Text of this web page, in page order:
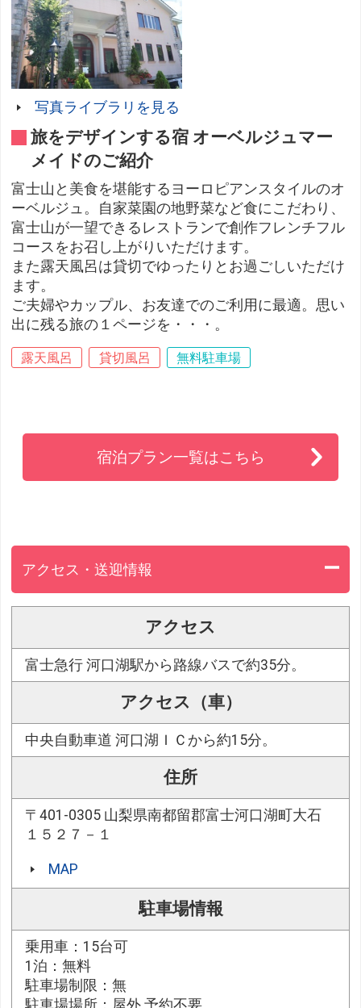
写真ライブラリを見る
旅をデザインする宿 オーベルジュマー
メイドのご紹介
富士山と美食を堪能するヨーロピアンスタイルのオ
ーベルジュ。自家菜園の地野菜など食にこだわり、
富士山が一望できるレストランで創作フレンチフル
コースをお召し上がりいただけます。
また露天風呂は貸切でゆったりとお過ごしいただけ
ます。
ご夫婦やカップル、お友達でのご利用に最適。思い
出に残る旅の１ページを・・・。
露天風呂 貸切風呂 無料駐車場
宿泊プラン一覧はこちら
アクセス・送迎情報
アクセス
富士急行 河口湖駅から路線バスで約35分。
アクセス（車）
中央自動車道 河口湖ＩＣから約15分。
住所
〒401-0305 山梨県南都留郡富士河口湖町大石
１５２７－１
MAP
駐車場情報
乗用車：15台可
1泊：無料
駐車場制限：無